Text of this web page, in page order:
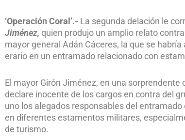
‘Operación Coral’.- La segunda delación le
Jiménez, quien produjo un amplio relato
mayor general Adán Cáceres, la que se
erario en un entramado relacionado con
El mayor Girón Jiménez, en una
declare inocente de los cargos en contra del
uno los alegados responsables del
en diferentes estamentos militares,
de turismo.